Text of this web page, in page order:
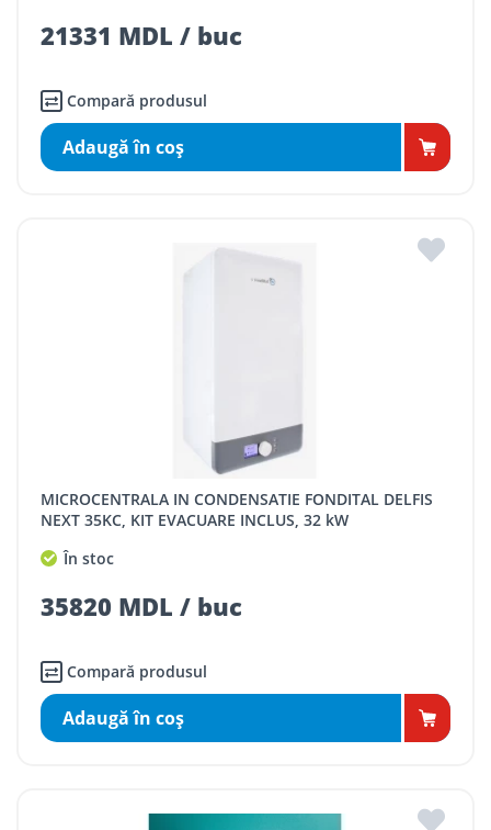
21331 MDL / buc
Compară produsul
Adaugă în coş
MICROCENTRALA IN CONDENSATIE FONDITAL DELFIS
NEXT 35KC, KIT EVACUARE INCLUS, 32 kW
În stoc
35820 MDL / buc
Compară produsul
Adaugă în coş